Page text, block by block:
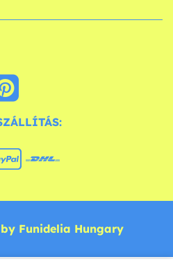
Funidelia Hungary